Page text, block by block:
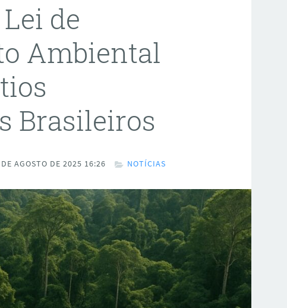
de
Ambiental
Brasileiros
AGOSTO DE 2025 16:26 NOTÍCIAS